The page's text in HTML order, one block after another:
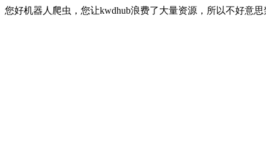
您好机器人爬虫，您让kwdhub浪费了大量资源，所以不好意